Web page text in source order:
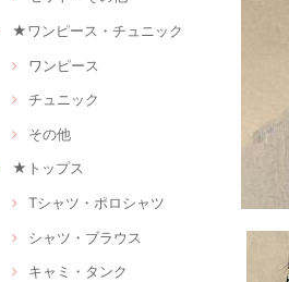
★ワンピース・チュニック
ワンピース
チュニック
その他
★トップス
Tシャツ・ポロシャツ
シャツ・ブラウス
キャミ・タンク